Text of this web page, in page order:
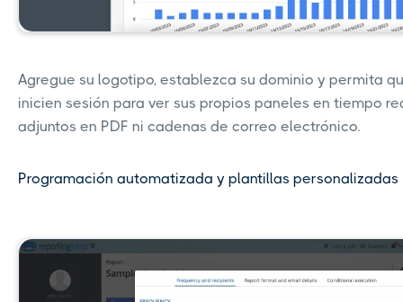
Agregue su logotipo, establezca su dominio y permita
inicien sesión para ver sus propios paneles en tiempo
adjuntos en PDF ni cadenas de correo electrónico.
Programación automatizada y plantillas personalizadas